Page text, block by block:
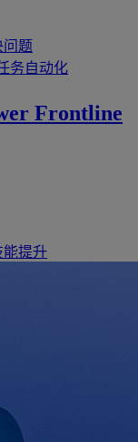
问题
务自动化
Frontline
能提升